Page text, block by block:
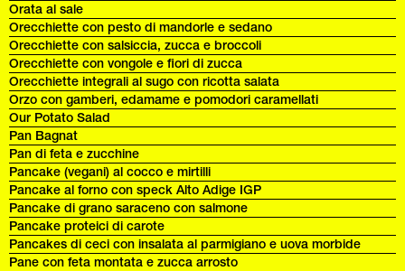
Orata al sale
Orecchiette con pesto di mandorle e sedano
Orecchiette con salsiccia, zucca e broccoli
Orecchiette con vongole e fiori di zucca
Orecchiette integrali al sugo con ricotta salata
Orzo con gamberi, edamame e pomodori caramellati
Our Potato Salad
Pan Bagnat
Pan di feta e zucchine
Pancake (vegani) al cocco e mirtilli
Pancake al forno con speck Alto Adige IGP
Pancake di grano saraceno con salmone
Pancake proteici di carote
Pancakes di ceci con insalata al parmigiano e uova morbide
Pane con feta montata e zucca arrosto